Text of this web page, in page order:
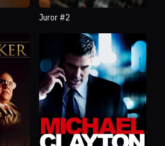
Juror #2